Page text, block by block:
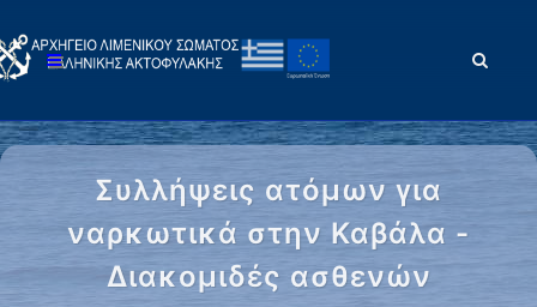
Συλλήψεις ατόμων για
ναρκωτικά στην Καβάλα -
Διακομιδές ασθενών